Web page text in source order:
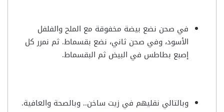
في صحن نضع بيضة مخفوقة مع الملح والفلفل
الأسود، وفي صحن ثاني، نضع بقسماط. ثم نمرر كل
إصبع بطاطس في البيض ثم البقسماط.
وبالتالي نقليهم في زيت ساخن.. وبالصحة والعافية.